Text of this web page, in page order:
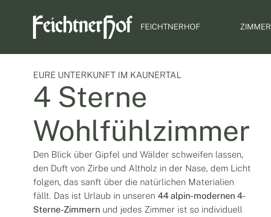
FEICHTNERHOF ZIMMER
EURE UNTERKUNFT IM KAUNERTAL
4 Sterne
Wohlfühl­zimmer
Den Blick über Gipfel und Wälder schweifen lassen,
den Duft von Zirbe und Altholz in der Nase, dem Licht
folgen, das sanft über die natürlichen Materialien
fällt. Das ist Urlaub in unseren44 alpin-modernen 4-
Sterne-Zimmern und jedes Zimmer ist so individuell